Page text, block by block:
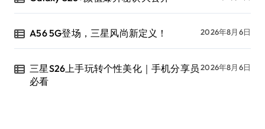
A56 5G登场，三星风尚新定义！ 2026年8月6日
三星S26上手玩转个性美化｜手机分享员
必看
2026年8月6日